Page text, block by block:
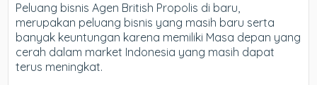
Peluang bisnis Agen British Propolis di baru,
merupakan peluang bisnis yang masih baru serta
banyak keuntungan karena memiliki Masa depan yang
cerah dalam market Indonesia yang masih dapat
terus meningkat.